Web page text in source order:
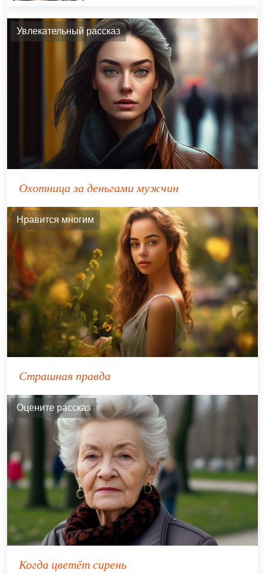
Увлекательный рассказ
Охотница за деньгами мужчин
Нравится многим
Страшная правда
Оцените рассказ
Когда цветёт сирень